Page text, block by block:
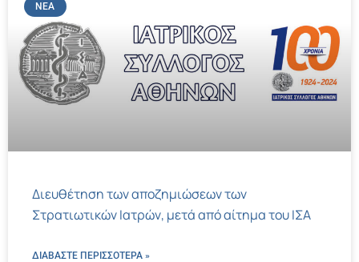
ΝΈΑ
Διευθέτηση των αποζημιώσεων των
Στρατιωτικών Ιατρών, μετά από αίτημα του ΙΣΑ
ΔΙΑΒΑΣΤΕ ΠΕΡΙΣΣΌΤΕΡΑ »